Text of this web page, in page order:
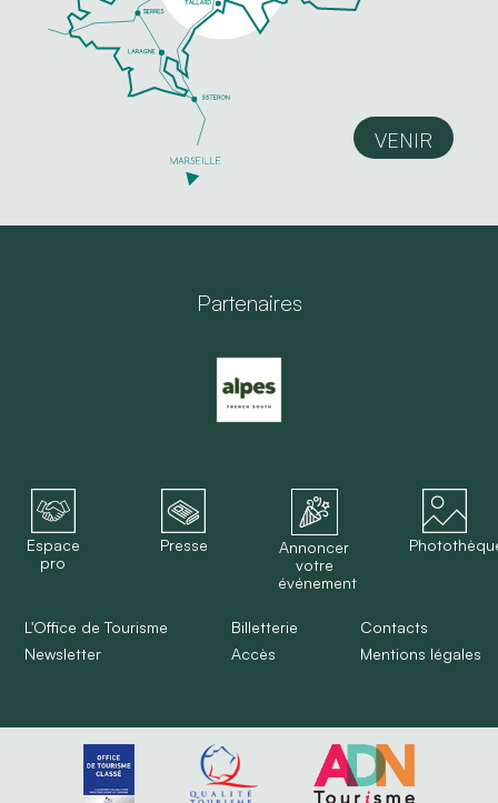
VENIR
Partenaires
Espace
pro
Presse
Annoncer
votre
événement
L'Office de Tourisme
Newsletter
Billetterie
Accès
Contacts
Mentions légales